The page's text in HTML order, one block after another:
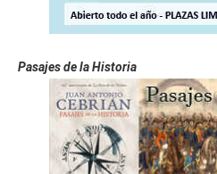
Pasajes de la Historia